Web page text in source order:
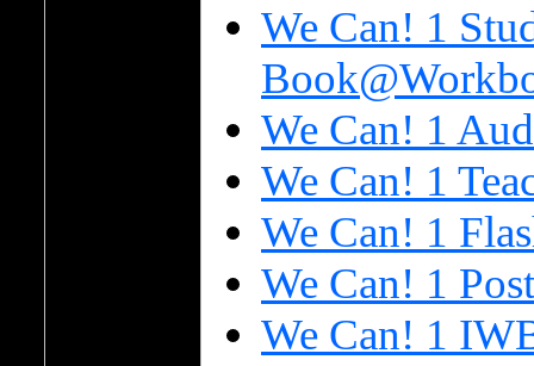
We Can! 1
We Can! 1
We Can! 1
We Can! 1
We Can! 1
We Can! 1